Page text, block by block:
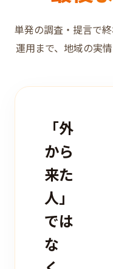
単発の調査・提言で終
運用まで、地域の実
「外
から
来た
人」
では
な